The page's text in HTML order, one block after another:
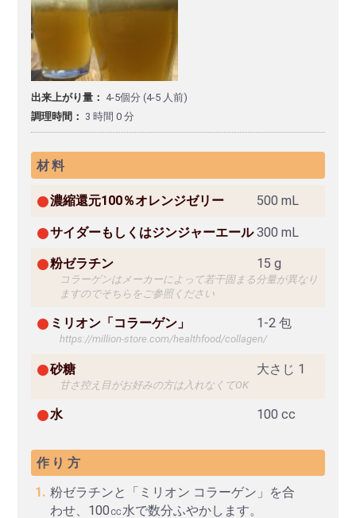
出来上がり量： 4-5個分 (4-5 人前)
調理時間： 3 時間 0 分
材料
濃縮還元100％オレンジゼリー 500 mL
サイダーもしくはジンジャーエール300 mL
粉ゼラチン 15 g
コラーゲンはメーカーによって若干固まる分量が異なり
ますのでそちらをご参照ください
ミリオン「コラーゲン」 1-2 包
https://million-store.com/healthfood/collagen/
砂糖 大さじ 1
甘さ控え目がお好みの方は入れなくてOK
水 100 cc
作り方
粉ゼラチンと「ミリオン コラーゲン」を合
わせ、100㏄水で数分ふやかします。